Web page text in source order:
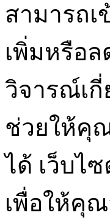
สามารถ
เพิ่มหรือ
วิจารณ์เ
ช่วยให้คุ
ได้ เว็บไ
เพื่อให้คุ